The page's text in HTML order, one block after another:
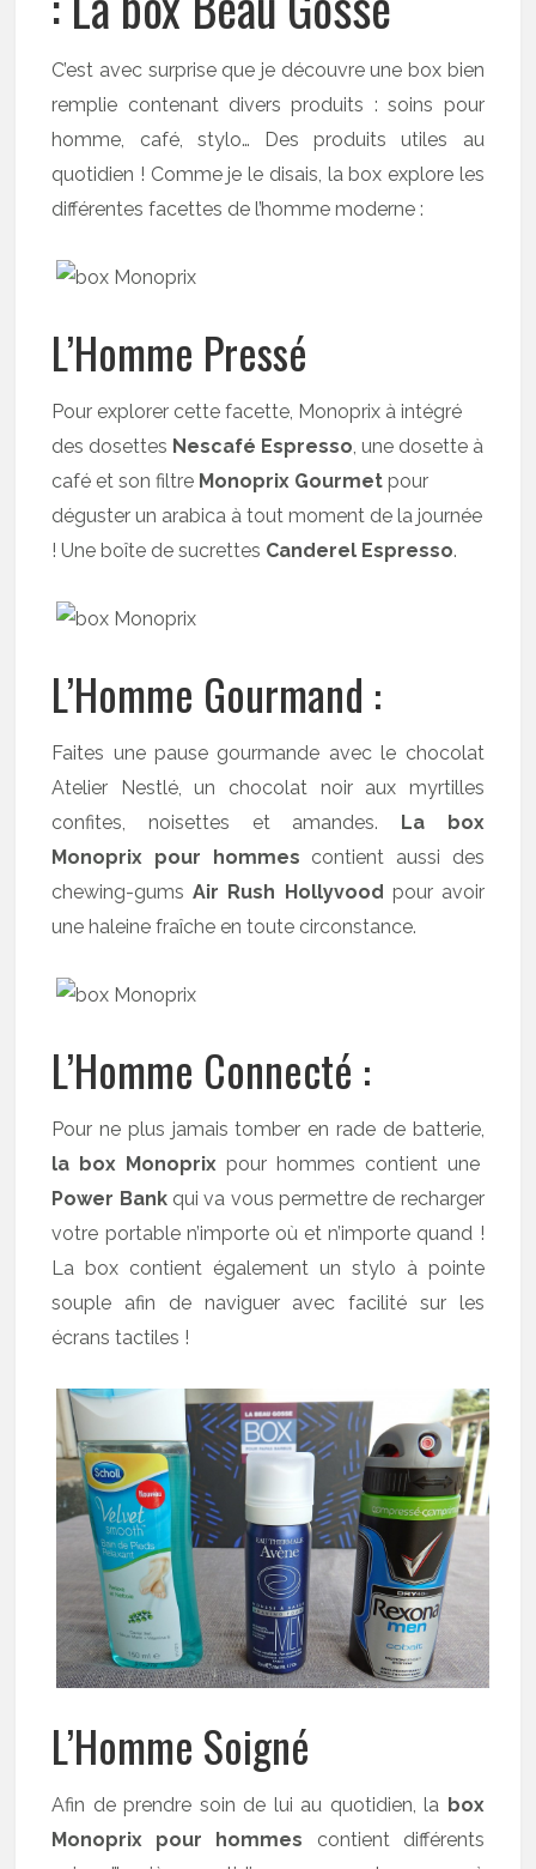
C’est avec surprise que je découvre une box bien
remplie contenant divers produits : soins pour
homme, café, stylo… Des produits utiles au
quotidien ! Comme je le disais, la box explore les
différentes facettes de l’homme moderne :
L’Homme Pressé
Pour explorer cette facette, Monoprix à intégré
des dosettes Nescafé Espresso, une dosette à
café et son filtre Monoprix Gourmet pour
déguster un arabica à tout moment de la journée
! Une boîte de sucrettes Canderel Espresso.
L’Homme Gourmand :
Faites une pause gourmande avec le chocolat
Atelier Nestlé, un chocolat noir aux myrtilles
confites, noisettes et amandes. La box
Monoprix pour hommes contient aussi des
chewing-gumsAir Rush Hollyvood pour avoir
une haleine fraîche en toute circonstance.
L’Homme Connecté :
Pour ne plus jamais tomber en rade de batterie,
la box Monoprix pour hommes contient une
Power Bankqui va vous permettre de recharger
votre portable n’importe où et n’importe quand !
La box contient également un stylo à pointe
souple afin de naviguer avec facilité sur les
écrans tactiles !
L’Homme Soigné
Afin de prendre soin de lui au quotidien, la box
Monoprix pour hommes contient différents